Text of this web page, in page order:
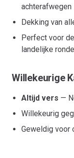
achterafwegen
Dekking van
Perfect voor
landelijke
Willekeurige
Altijd vers —
Willekeurig
Geweldig voor